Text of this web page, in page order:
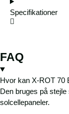
Specifikationer
FAQ
Hvor kan X-ROT 70
Den bruges på
solcellepaneler.